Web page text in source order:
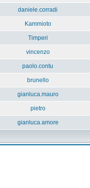
daniele.corradi
Kammioto
Timperi
vincenzo
paolo.contu
brunello
gianluca.mauro
pietro
gianluca.amore